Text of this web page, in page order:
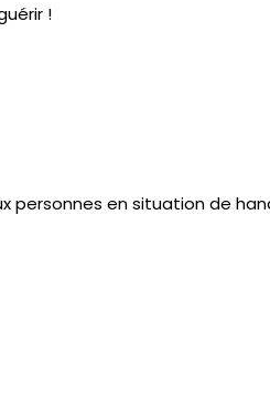
!
en situation de